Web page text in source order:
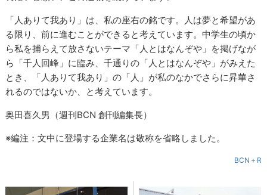
「人ありて我あり」は、私の座右の銘です。人は夢と希望があ
る限り、前に進むことができると考えています。中学生の頃か
ら私を捕らえて放さないテーマ「人とはなんぞや」を掲げなが
ら「千人回峰」に臨み、千通りの「人とはなんぞや」がみえた
とき、「人ありて我あり」の「人」が私のなかでさらに昇華さ
れるのではないか、と考えています。
奥田喜久男（週刊BCN 創刊編集長）
※編注：文中に登場する企業名は敬称を省略しました。
BCN＋R